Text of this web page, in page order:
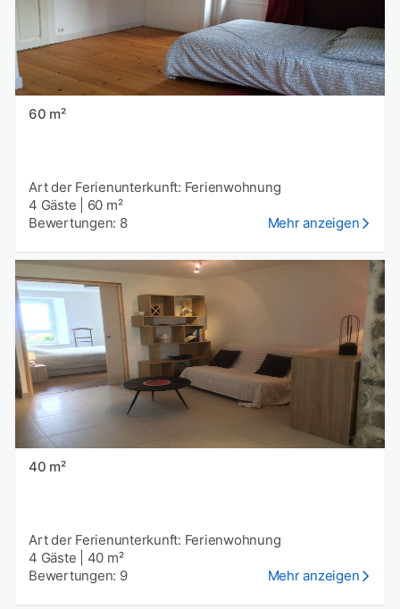
60 m²
Art der Ferienunterkunft: Ferienwohnung
4 Gäste
60 m²
Bewertungen: 8
Mehr anzeigen
40 m²
Art der Ferienunterkunft: Ferienwohnung
4 Gäste
40 m²
Bewertungen: 9
Mehr anzeigen